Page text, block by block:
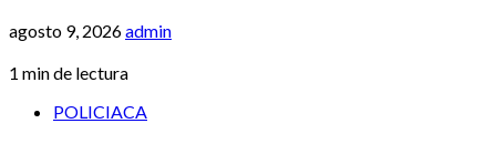
agosto 9, 2026admin
1 min de lectura
POLICIACA